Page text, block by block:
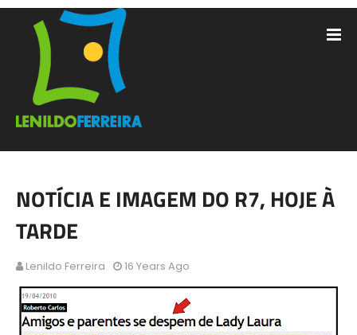
NOTÍCIA E IMAGEM DO R7, HOJE À
TARDE
Lenildo Ferreira 16 Years Ago